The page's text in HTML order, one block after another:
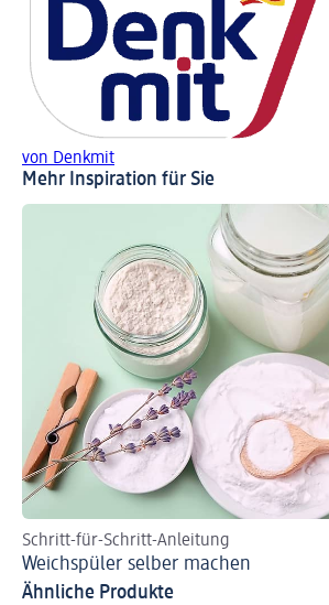
von Denkmit
Mehr Inspiration für Sie
Schritt-für-Schritt-Anleitung
Weichspüler selber machen
Ähnliche Produkte